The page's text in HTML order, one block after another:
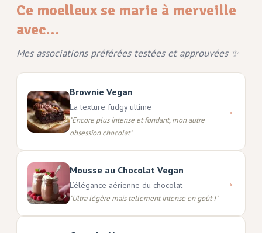
Ce moelleux se marie à merveille
avec…
Mes associations préférées testées et approuvées ✨
Brownie Vegan
La texture fudgy ultime
"Encore plus intense et fondant, mon autre
obsession chocolat"
→
Mousse au Chocolat Vegan
L’élégance aérienne du chocolat
"Ultra légère mais tellement intense en goût !"
→